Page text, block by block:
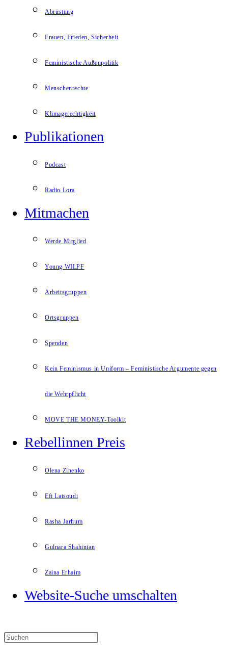
Abrüstung
Frauen, Frieden, Sicherheit
Feministische Außenpolitik
Menschenrechte
Klimagerechtigkeit
Publikationen
Podcast
Radio Lora
Mitmachen
Werde Mitglied
Young WILPF
Arbeitsgruppen
Ortsgruppen
Spenden
Kein Feminismus in Uniform – Feministische Argumente gegen
die Wehrpflicht
MOVE THE MONEY-Toolkit
Rebellinnen Preis
Olena Zinenko
Efi Latsoudi
Rasha Jarhum
Gulnara Shahinian
Zaina Erhaim
Website-Suche umschalten